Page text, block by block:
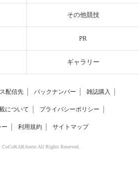
その他競技
PR
ギャラリー
配信先 バックナンバー 雑誌購入
について プライバシーポリシー
ー 利用規約 サイトマップ
All Rights Reserved.